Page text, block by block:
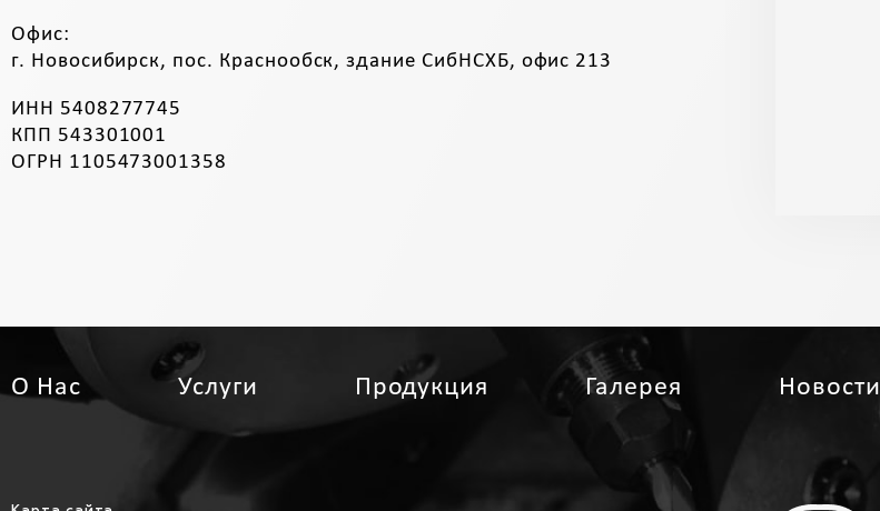
Офис:
г. Новосибирск, пос. Краснообск, здание СибНСХБ, офис 213
ИНН 5408277745
КПП 543301001
ОГРН 1105473001358
О Нас Услуги Продукция Галерея Новости